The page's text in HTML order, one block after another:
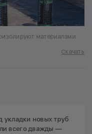
материалами
Скачать
укладки новых труб
всего дважды —